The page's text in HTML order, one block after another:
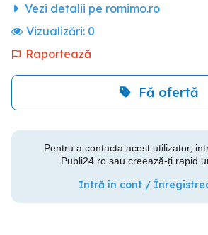
Vezi detalii pe romimo.ro
Vizualizări: 0
Raportează
Fă ofertă
Pentru a contacta acest utilizator,
Publi24.ro sau creează-ți rapid
Intră în cont /